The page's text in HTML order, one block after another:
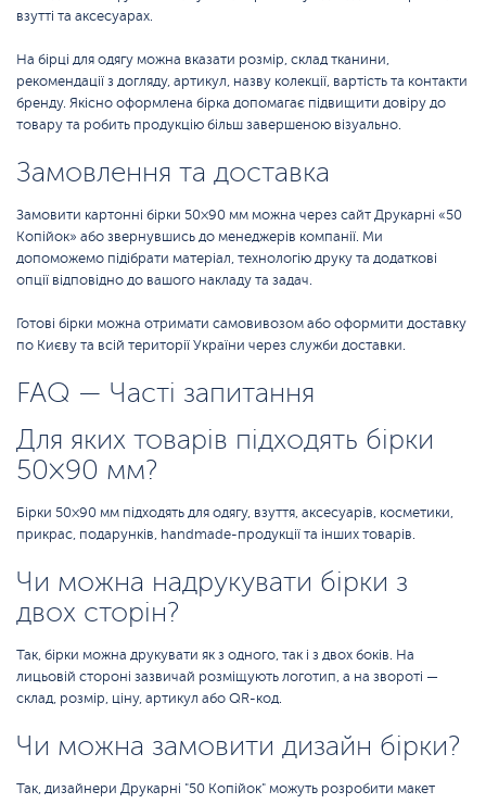
взутті та аксесуарах.
На бірці для одягу можна вказати розмір, склад тканини,
рекомендації з догляду, артикул, назву колекції, вартість та контакти
бренду. Якісно оформлена бірка допомагає підвищити довіру до
товару та робить продукцію більш завершеною візуально.
Замовлення та доставка
Замовити картонні бірки 50×90 мм можна через сайт Друкарні «50
Копійок» або звернувшись до менеджерів компанії. Ми
допоможемо підібрати матеріал, технологію друку та додаткові
опції відповідно до вашого накладу та задач.
Готові бірки можна отримати самовивозом або оформити доставку
по Києву та всій території України через служби доставки.
FAQ — Часті запитання
Для яких товарів підходять бірки
50×90 мм?
Бірки 50×90 мм підходять для одягу, взуття, аксесуарів, косметики,
прикрас, подарунків, handmade-продукції та інших товарів.
Чи можна надрукувати бірки з
двох сторін?
Так, бірки можна друкувати як з одного, так і з двох боків. На
лицьовій стороні зазвичай розміщують логотип, а на звороті —
склад, розмір, ціну, артикул або QR-код.
Чи можна замовити дизайн бірки?
Так, дизайнери Друкарні "50 Копійок" можуть розробити макет